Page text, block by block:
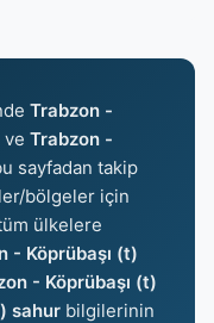
Trabzon -
ve Trabzon -
sayfadan takip
bölgeler için
ülkelere
- Köprübaşı (t)
- Köprübaşı (t)
sahur bilgilerinin